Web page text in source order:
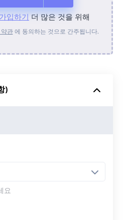
서
드라이브에서
입하기 더 많은 것을 위해
관에 동의하는 것으로 간주됩니다.
)
요